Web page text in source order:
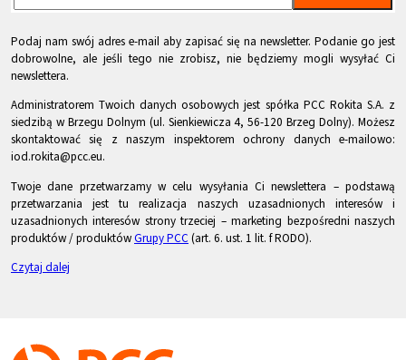
Podaj nam swój adres e-mail aby zapisać się na newsletter. Podanie go jest
dobrowolne, ale jeśli tego nie zrobisz, nie będziemy mogli wysyłać Ci
newslettera.
Administratorem Twoich danych osobowych jest spółka PCC Rokita S.A. z
siedzibą w Brzegu Dolnym (ul. Sienkiewicza 4, 56-120 Brzeg Dolny). Możesz
skontaktować się z naszym inspektorem ochrony danych e-mailowo:
iod.rokita@pcc.eu.
Twoje dane przetwarzamy w celu wysyłania Ci newslettera – podstawą
przetwarzania jest tu realizacja naszych uzasadnionych interesów i
uzasadnionych interesów strony trzeciej – marketing bezpośredni naszych
produktów / produktówGrupy PCC (art. 6. ust. 1 lit. f RODO).
Czytaj dalej